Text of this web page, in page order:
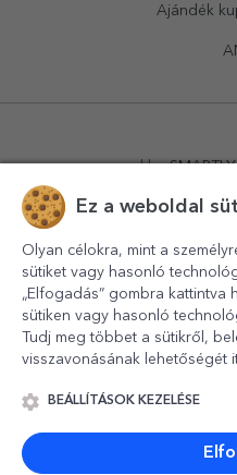
Ajándék
powered by
© 2016-2026 StarGift
Ez a weboldal
Olyan célokra, mint a
sütiket vagy hasonló
„Elfogadás” gombra kattintva
sütiken vagy hasonló
Tudj meg többet a sütikről,
visszavonásának lehetőségét
BEÁLLÍTÁSOK KEZELÉSE